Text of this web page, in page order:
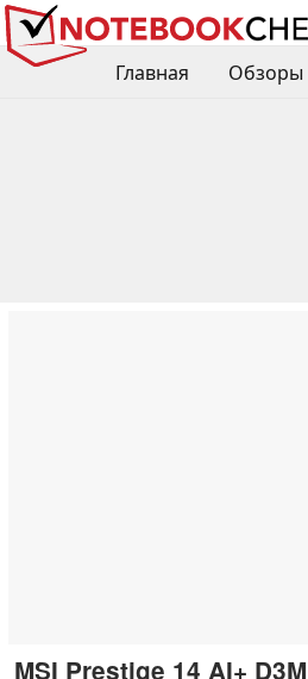
Главная Обзоры
MSI Prestige 14 AI+ D3M